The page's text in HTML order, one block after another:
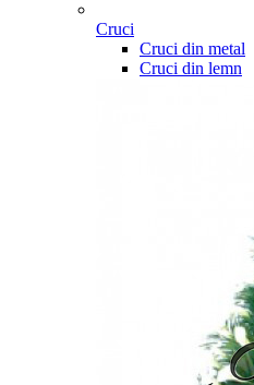
Cruci
Cruci din metal
Cruci din lemn